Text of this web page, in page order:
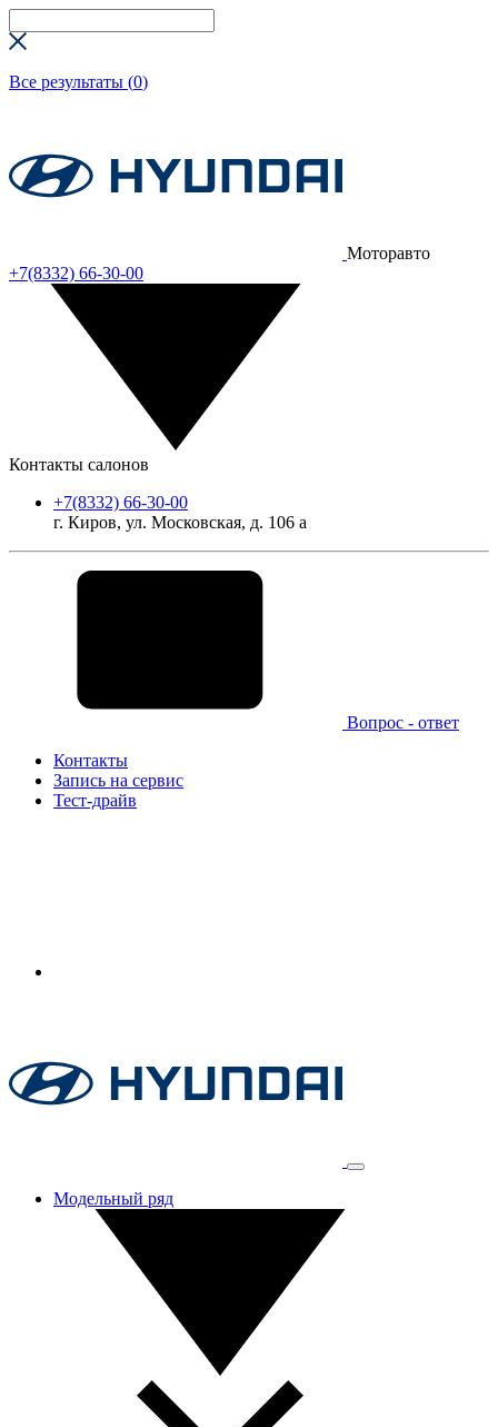
Все результаты (0)
Моторавто
+7(8332) 66-30-00
Контакты салонов
+7(8332) 66-30-00
г. Киров, ул. Московская, д. 106 а
Вопрос - ответ
Контакты
Запись на сервис
Тест-драйв
Модельный ряд